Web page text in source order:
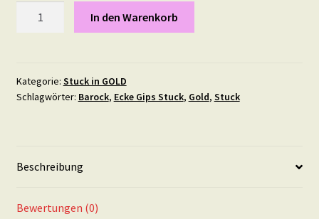
mal
10
Menge
In den Warenkorb
Kategorie: Stuck in GOLD
Schlagwörter: Barock, Ecke Gips Stuck, Gold, Stuck
Beschreibung
Bewertungen (0)